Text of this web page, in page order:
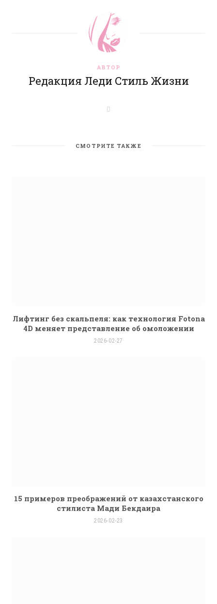
АВТОР
Редакция Леди Стиль Жизни
e
СМОТРИТЕ ТАКЖЕ
Лифтинг без скальпеля: как технология Fotona
4D меняет представление об омоложении
2026-02-27
15 примеров преображений от казахстанского
стилиста Мади Бекдаира
2026-02-23